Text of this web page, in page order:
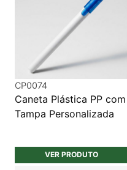
CP0074
Caneta Plástica PP com
Tampa Personalizada
VER PRODUTO